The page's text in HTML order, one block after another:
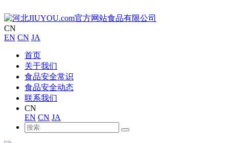
CN
EN CN JA
首页
关于我们
食品安全常识
食品安全动态
联系我们
CN
EN CN JA